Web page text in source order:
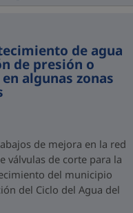
de agua
de presión o
algunas zonas
de mejora en la red
válvulas de corte para la
del municipio
del Ciclo del Agua del